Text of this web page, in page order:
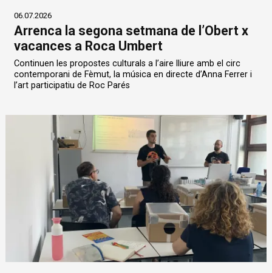
06.07.2026
Arrenca la segona setmana de l’Obert x
vacances a Roca Umbert
Continuen les propostes culturals a l’aire lliure amb el circ
contemporani de Fèmut, la música en directe d’Anna Ferrer i
l’art participatiu de Roc Parés